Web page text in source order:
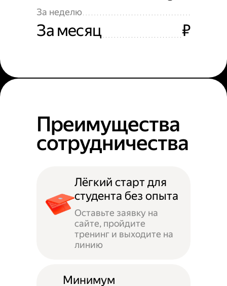
За неделю
За месяц ₽
Преимущества
сотрудничества
Лёгкий старт для
студента без опыта
Оставьте заявку на
сайте, пройдите
тренинг и выходите на
линию
Минимум